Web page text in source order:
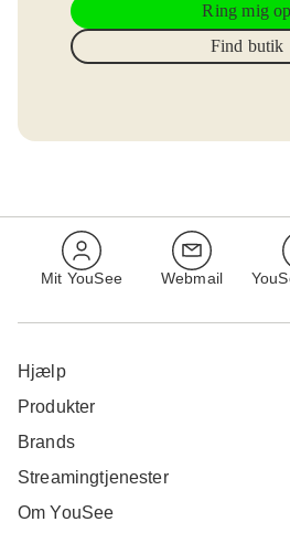
Ring mig op
Find butik
Mit YouSee Webmail
Hjælp
Produkter
Brands
Streamingtjenester
Om YouSee